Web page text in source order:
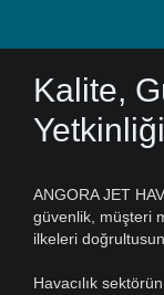
Kalite,
ANGORA JET
güvenlik, müşteri
ilkeleri
Havacılık